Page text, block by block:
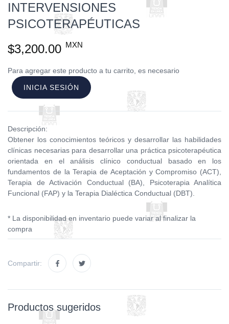
INTERVENSIONES
PSICOTERAPÉUTICAS
$3,200.00 MXN
Para agregar este producto a tu carrito, es necesario
INICIA SESIÓN
Descripción:
Obtener los conocimientos teóricos y desarrollar las habilidades
clínicas necesarias para desarrollar una práctica psicoterapéutica
orientada en el análisis clínico conductual basado en los
fundamentos de la Terapia de Aceptación y Compromiso (ACT),
Terapia de Activación Conductual (BA), Psicoterapia Analítica
Funcional (FAP) y la Terapia Dialéctica Conductual (DBT).
* La disponibilidad en inventario puede variar al finalizar la
compra
Compartir:
Productos sugeridos